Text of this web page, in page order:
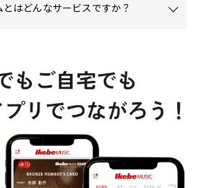
はどんなサービスですか？